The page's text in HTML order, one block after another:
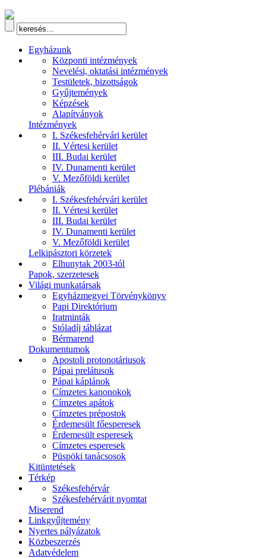
Egyházunk
Központi intézmények
Nevelési, oktatási intézmények
Testületek, bizottságok
Gyűjtemények
Képzések
Alapítványok
Intézmények
I. Székesfehérvári kerület
II. Vértesi kerület
III. Budai kerület
IV. Dunamenti kerület
V. Mezőföldi kerület
Plébániák
I. Székesfehérvári kerület
II. Vértesi kerület
III. Budai kerület
IV. Dunamenti kerület
V. Mezőföldi kerület
Lelkipásztori körzetek
Elhunytak 2003-tól
Papok, szerzetesek
Világi munkatársak
Egyházmegyei Törvénykönyv
Papi Direktórium
Iratminták
Stóladíj táblázat
Bérmarend
Dokumentumok
Apostoli protonotáriusok
Pápai prelátusok
Pápai káplánok
Címzetes kanonokok
Címzetes apátok
Címzetes prépostok
Érdemesült főesperesek
Érdemesült esperesek
Címzetes esperesek
Püspöki tanácsosok
Kitüntetések
Térkép
Székesfehérvár
Székesfehérvárit nyomtat
Miserend
Linkgyűjtemény
Nyertes pályázatok
Közbeszerzés
Adatvédelem